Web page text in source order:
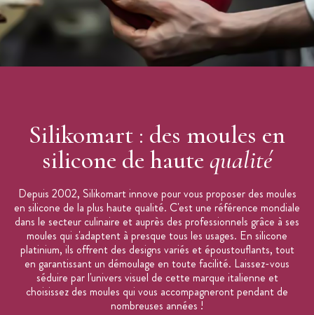
préparations congelées. Naturellement anti-adhésif, il assure un
démoulage rapide et aisé.
Silikomart : des moules en
silicone de hautequalité
Depuis 2002, Silikomart innove pour vous proposer des moules
en silicone de la plus haute qualité. C'est une référence mondiale
dans le secteur culinaire et auprès des professionnels grâce à ses
moules qui s'adaptent à presque tous les usages. En silicone
platinium, ils offrent des designs variés et époustouflants, tout
en garantissant un démoulage en toute facilité. Laissez-vous
séduire par l'univers visuel de cette marque italienne et
choisissez des moules qui vous accompagneront pendant de
nombreuses années !